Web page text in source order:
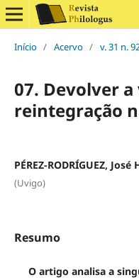
Início / Acervo / v. 31 n.
07. Devolver a
reintegração
PÉREZ-RODRÍGUEZ,
(Uvigo)
Resumo
O artigo analisa a